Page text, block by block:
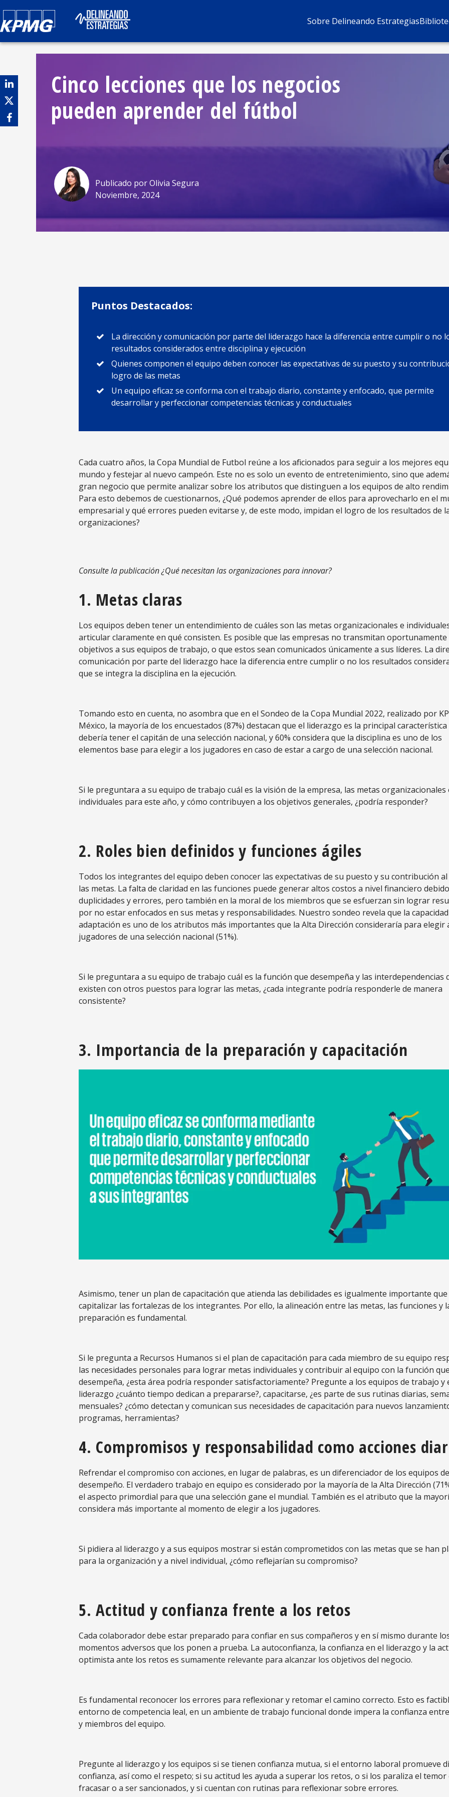
Sobre Delineando Estrategias
Cinco lecciones que los negocios
pueden aprender del fútbol
Publicado porOlivia Segura
Noviembre, 2024
Puntos Destacados:
La dirección y comunicación por parte del liderazgo hace la diferencia entre cumplir o no
resultados considerados entre disciplina y ejecución
Quienes componen el equipo deben conocer las expectativas de su puesto y su
logro de las metas
Un equipo eficaz se conforma con el trabajo diario, constante y enfocado, que permite
desarrollar y perfeccionar competencias técnicas y conductuales
Cada cuatro años, la Copa Mundial de Futbol reúne a los aficionados para seguir a los mejores
mundo y festejar al nuevo campeón. Este no es solo un evento de entretenimiento, sino que
gran negocio que permite analizar sobre los atributos que distinguen a los equipos de alto
Para esto debemos de cuestionarnos, ¿Qué podemos aprender de ellos para aprovecharlo en el
empresarial y qué errores pueden evitarse y, de este modo, impidan el logro de los resultados de
organizaciones?
Consulte la publicación ¿Qué necesitan las organizaciones para innovar?
1. Metas claras
Los equipos deben tener un entendimiento de cuáles son las metas organizacionales e
articular claramente en qué consisten. Es posible que las empresas no transmitan oportunamente
objetivos a sus equipos de trabajo, o que estos sean comunicados únicamente a sus líderes. La
comunicación por parte del liderazgo hace la diferencia entre cumplir o no los resultados
que se integra la disciplina en la ejecución.
Tomando esto en cuenta, no asombra que en el Sondeo de la Copa Mundial 2022, realizado por
México, la mayoría de los encuestados (87%) destacan que el liderazgo es la principal
debería tener el capitán de una selección nacional, y 60% considera que la disciplina es uno de los
elementos base para elegir a los jugadores en caso de estar a cargo de una selección nacional.
Si le preguntara a su equipo de trabajo cuál es la visión de la empresa, las metas organizacionales
individuales para este año, y cómo contribuyen a los objetivos generales, ¿podría responder?
2. Roles bien definidos y funciones ágiles
Todos los integrantes del equipo deben conocer las expectativas de su puesto y su contribución
las metas. La falta de claridad en las funciones puede generar altos costos a nivel financiero
duplicidades y errores, pero también en la moral de los miembros que se esfuerzan sin lograr
por no estar enfocados en sus metas y responsabilidades. Nuestro sondeo revela que la
adaptación es uno de los atributos más importantes que la Alta Dirección consideraría para elegir
jugadores de una selección nacional (51%).
Si le preguntara a su equipo de trabajo cuál es la función que desempeña y las interdependencias
existen con otros puestos para lograr las metas, ¿cada integrante podría responderle de manera
consistente?
3. Importancia de la preparación y capacitación
Asimismo, tener un plan de capacitación que atienda las debilidades es igualmente importante que
capitalizar las fortalezas de los integrantes. Por ello, la alineación entre las metas, las funciones y
preparación es fundamental.
Si le pregunta a Recursos Humanos si el plan de capacitación para cada miembro de su equipo
las necesidades personales para lograr metas individuales y contribuir al equipo con la función
desempeña, ¿esta área podría responder satisfactoriamente? Pregunte a los equipos de trabajo y
liderazgo ¿cuánto tiempo dedican a prepararse?, capacitarse, ¿es parte de sus rutinas diarias,
mensuales? ¿cómo detectan y comunican sus necesidades de capacitación para nuevos
programas, herramientas?
4. Compromisos y responsabilidad como acciones
Refrendar el compromiso con acciones, en lugar de palabras, es un diferenciador de los equipos
desempeño. El verdadero trabajo en equipo es considerado por la mayoría de la Alta Dirección
el aspecto primordial para que una selección gane el mundial. También es el atributo que la
considera más importante al momento de elegir a los jugadores.
Si pidiera al liderazgo y a sus equipos mostrar si están comprometidos con las metas que se han
para la organización y a nivel individual, ¿cómo reflejarían su compromiso?
5. Actitud y confianza frente a los retos
Cada colaborador debe estar preparado para confiar en sus compañeros y en sí mismo durante
momentos adversos que los ponen a prueba. La autoconfianza, la confianza en el liderazgo y la
optimista ante los retos es sumamente relevante para alcanzar los objetivos del negocio.
Es fundamental reconocer los errores para reflexionar y retomar el camino correcto. Esto es
entorno de competencia leal, en un ambiente de trabajo funcional donde impera la confianza
y miembros del equipo.
Pregunte al liderazgo y los equipos si se tienen confianza mutua, si el entorno laboral promueve
confianza, así como el respeto; si su actitud les ayuda a superar los retos, o si los paraliza el temor
fracasar o a ser sancionados, y si cuentan con rutinas para reflexionar sobre errores.